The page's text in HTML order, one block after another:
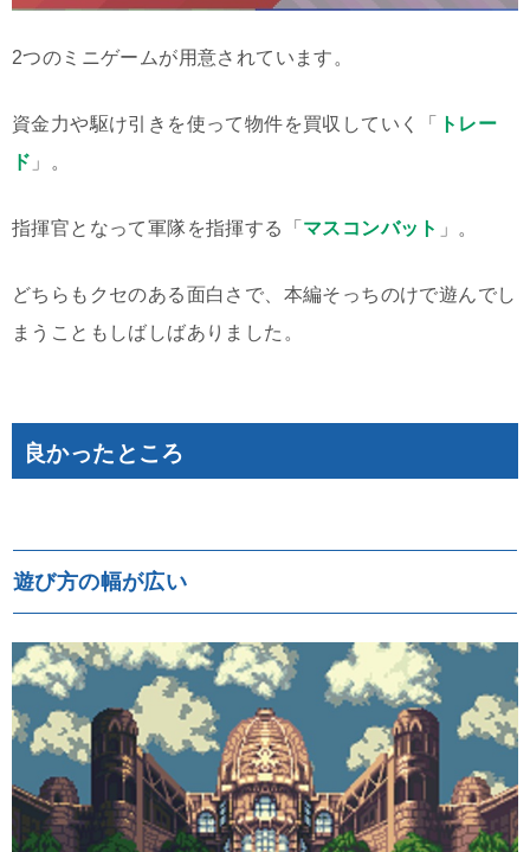
2つのミニゲームが用意されています。
資金力や駆け引きを使って物件を買収していく「
トレー
ド 」。
指揮官となって軍隊を指揮する「 マスコンバット 」。
どちらもクセのある面白さで、本編そっちのけで遊んでし
まうこともしばしばありました。
良かったところ
遊び方の幅が広い